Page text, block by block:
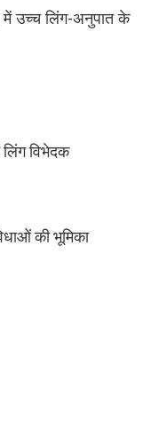
उच्च लिंग-अनुपात के
लिंग विभेदक
की भूमिका